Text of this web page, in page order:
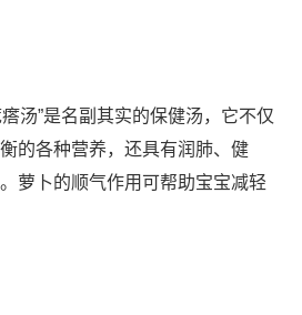
汤”是名副其实的保健汤，它不仅
的各种营养，还具有润肺、健
萝卜的顺气作用可帮助宝宝减轻